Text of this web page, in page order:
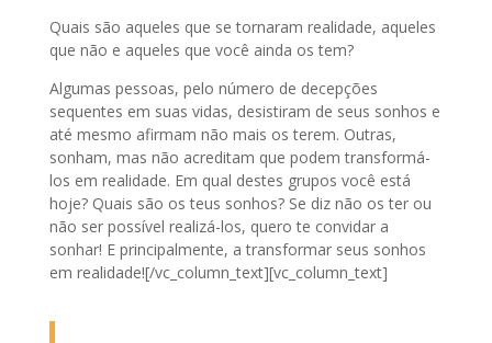
Quais são aqueles que se tornaram realidade, aqueles
que não e aqueles que você ainda os tem?
Algumas pessoas, pelo número de decepções
sequentes em suas vidas, desistiram de seus sonhos e
até mesmo afirmam não mais os terem. Outras,
sonham, mas não acreditam que podem transformá-
los em realidade. Em qual destes grupos você está
hoje? Quais são os teus sonhos? Se diz não os ter ou
não ser possível realizá-los, quero te convidar a
sonhar! E principalmente, a transformar seus sonhos
em realidade![/vc_column_text][vc_column_text]